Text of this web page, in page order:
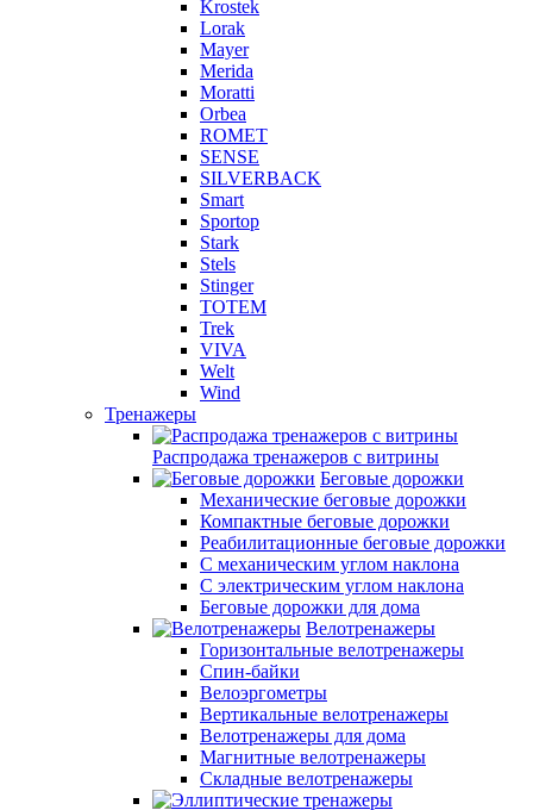
Krostek
Lorak
Mayer
Merida
Moratti
Orbea
ROMET
SENSE
SILVERBACK
Smart
Sportop
Stark
Stels
Stinger
TOTEM
Trek
VIVA
Welt
Wind
Тренажеры
Распродажа тренажеров с витрины
Беговые дорожки
Механические беговые дорожки
Компактные беговые дорожки
Реабилитационные беговые дорожки
С механическим углом наклона
С электрическим углом наклона
Беговые дорожки для дома
Велотренажеры
Горизонтальные велотренажеры
Спин-байки
Велоэргометры
Вертикальные велотренажеры
Велотренажеры для дома
Магнитные велотренажеры
Складные велотренажеры